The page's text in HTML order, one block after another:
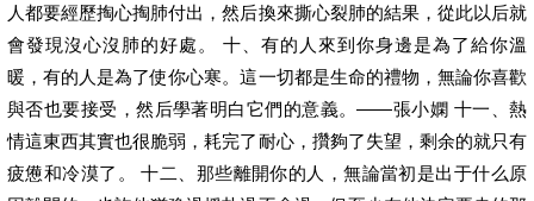
人都要經歷掏心掏肺付出，然后換來撕心裂肺的結果，從此以后就
會發現沒心沒肺的好處。 十、有的人來到你身邊是為了給你溫
暖，有的人是為了使你心寒。這一切都是生命的禮物，無論你喜歡
與否也要接受，然后學著明白它們的意義。——張小嫻 十一、熱
情這東西其實也很脆弱，耗完了耐心，攢夠了失望，剩余的就只有
疲憊和冷漠了。 十二、那些離開你的人，無論當初是出于什么原